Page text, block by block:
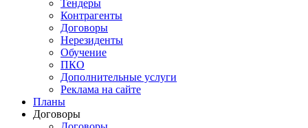
Тендеры
Контрагенты
Договоры
Нерезиденты
Обучение
ПКО
Дополнительные услуги
Реклама на сайте
Планы
Договоры